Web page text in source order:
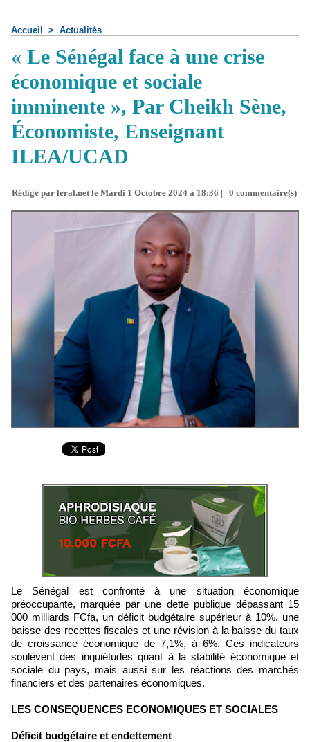
Accueil > Actualités
« Le Sénégal face à une crise
économique et sociale
imminente », Par Cheikh Sène,
Économiste, Enseignant
ILEA/UCAD
Rédigé par leral.net le Mardi 1 Octobre 2024 à 18:36 | | 0 commentaire(s)|
Le Sénégal est confronté à une situation économique
préoccupante, marquée par une dette publique dépassant 15
000 milliards FCfa, un déficit budgétaire supérieur à 10%, une
baisse des recettes fiscales et une révision à la baisse du taux
de croissance économique de 7,1%, à 6%. Ces indicateurs
soulèvent des inquiétudes quant à la stabilité économique et
sociale du pays, mais aussi sur les réactions des marchés
financiers et des partenaires économiques.
LES CONSEQUENCES ECONOMIQUES ET SOCIALES
Déficit budgétaire et endettement